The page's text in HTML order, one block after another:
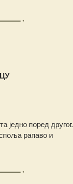
једно поред другог.
рапаво и